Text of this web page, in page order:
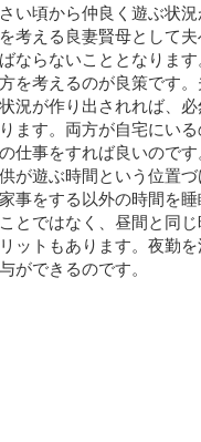
い頃から仲良く遊ぶ状
考える良妻賢母として
ならないこととなりま
を考えるのが良策です
況が作り出されれば、
ます。両方が自宅にい
仕事をすれば良いので
が遊ぶ時間という位置
事をする以外の時間を
とではなく、昼間と同
ットもあります。夜勤
ができるのです。